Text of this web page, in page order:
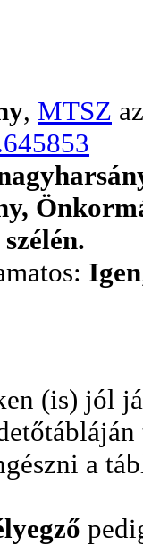
, MTSZ
Igen
(is) jól
a